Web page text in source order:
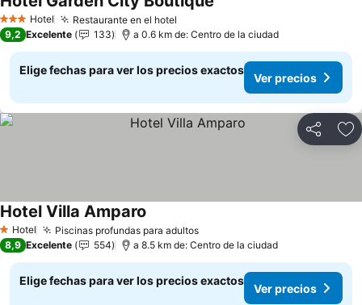
3 Estrellas
Hotel Restaurante en el hotel
9,2 Excelente 133 a 0.6 km de: Centro de la ciudad
Elige fechas para ver los precios exactos
Ver precios
Compartir
1 Estrellas
Hotel Piscinas profundas para adultos
Hotel Villa Amparo
8,9 Excelente 554 a 8.5 km de: Centro de la ciudad
Elige fechas para ver los precios exactos
Ver precios